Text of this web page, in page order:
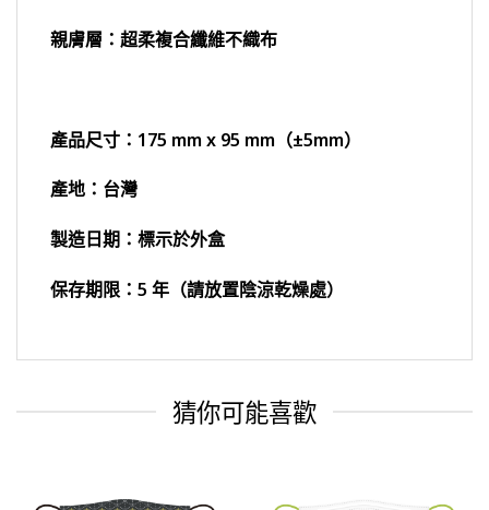
親膚層：超柔複合纖維不織布
產品尺寸：175 mm x 95 mm（±5mm）
產地：台灣
製造日期：標示於外盒
保存期限：5 年（請放置陰涼乾燥處）
猜你可能喜歡